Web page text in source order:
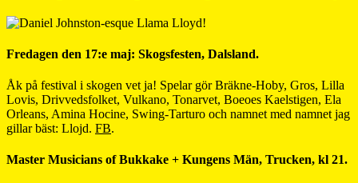
Fredagen den 17:e maj: Skogsfesten, Dalsland.
Åk på festival i skogen vet ja! Spelar gör Bräkne-Hoby, Gros, Lilla
Lovis, Drivvedsfolket, Vulkano, Tonarvet, Boeoes Kaelstigen, Ela
Orleans, Amina Hocine, Swing-Tarturo och namnet med namnet jag
gillar bäst: Llojd. FB.
Master Musicians of Bukkake + Kungens Män, Trucken, kl 21.